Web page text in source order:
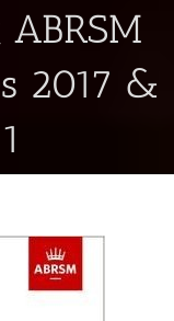
2017 &